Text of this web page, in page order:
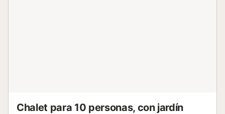
Chalet para 10 personas, con jardín